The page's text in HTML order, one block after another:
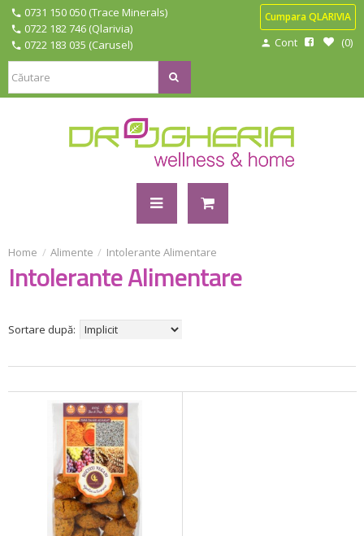
0731 150 050 (Trace Minerals)
0722 182 746 (Qlarivia)
0722 183 035 (Carusel)
Cumpara QLARIVIA
Cont 0
Alimente Intolerante Alimentare
Intolerante Alimentare
Sortare după: